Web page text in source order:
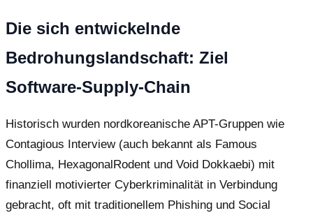
Die sich entwickelnde
Bedrohungslandschaft: Ziel
Software-Supply-Chain
Historisch wurden nordkoreanische APT-Gruppen wie
Contagious Interview (auch bekannt als Famous
Chollima, HexagonalRodent und Void Dokkaebi) mit
finanziell motivierter Cyberkriminalität in Verbindung
gebracht, oft mit traditionellem Phishing und Social